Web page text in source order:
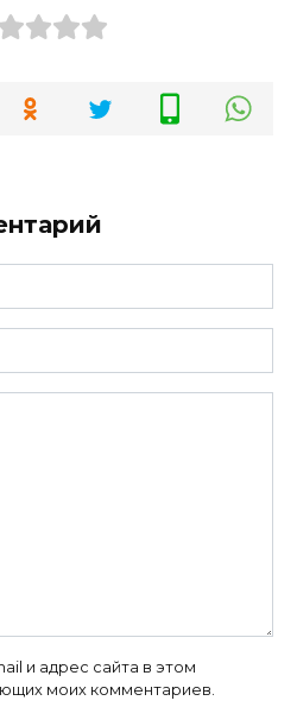
и адрес сайта в этом
моих комментариев.